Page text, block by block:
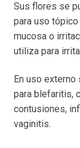
Sus flores se
para uso
mucosa o
utiliza para
En uso
para blefaritis,
contusiones,
vaginitis.